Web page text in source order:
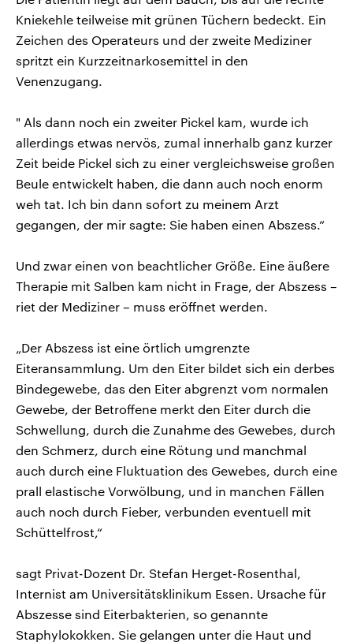
Kniekehle teilweise mit grünen Tüchern bedeckt. Ein
Zeichen des Operateurs und der zweite Mediziner
spritzt ein Kurzzeitnarkosemittel in den
Venenzugang.
" Als dann noch ein zweiter Pickel kam, wurde ich
allerdings etwas nervös, zumal innerhalb ganz kurzer
Zeit beide Pickel sich zu einer vergleichsweise großen
Beule entwickelt haben, die dann auch noch enorm
weh tat. Ich bin dann sofort zu meinem Arzt
gegangen, der mir sagte: Sie haben einen Abszess.“
Und zwar einen von beachtlicher Größe. Eine äußere
Therapie mit Salben kam nicht in Frage, der Abszess –
riet der Mediziner – muss eröffnet werden.
„Der Abszess ist eine örtlich umgrenzte
Eiteransammlung. Um den Eiter bildet sich ein derbes
Bindegewebe, das den Eiter abgrenzt vom normalen
Gewebe, der Betroffene merkt den Eiter durch die
Schwellung, durch die Zunahme des Gewebes, durch
den Schmerz, durch eine Rötung und manchmal
auch durch eine Fluktuation des Gewebes, durch eine
prall elastische Vorwölbung, und in manchen Fällen
auch noch durch Fieber, verbunden eventuell mit
Schüttelfrost,“
sagt Privat-Dozent Dr. Stefan Herget-Rosenthal,
Internist am Universitätsklinikum Essen. Ursache für
Abszesse sind Eiterbakterien, so genannte
Staphylokokken. Sie gelangen unter die Haut und